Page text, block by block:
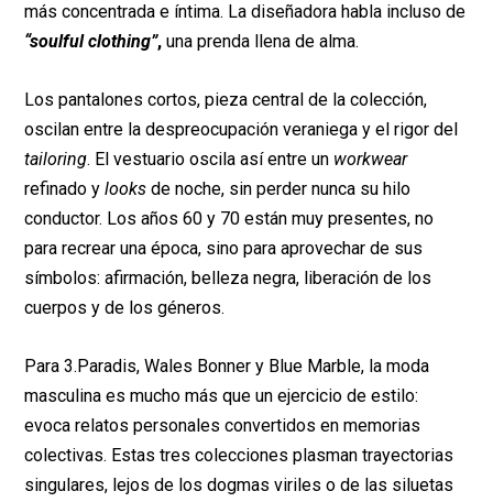
más concentrada e íntima. La diseñadora habla incluso de
“soulful clothing”, una prenda llena de alma.
Los pantalones cortos, pieza central de la colección,
oscilan entre la despreocupación veraniega y el rigor del
tailoring. El vestuario oscila así entre un workwear
refinado ylooks de noche, sin perder nunca su hilo
conductor. Los años 60 y 70 están muy presentes, no
para recrear una época, sino para aprovechar de sus
símbolos: afirmación, belleza negra, liberación de los
cuerpos y de los géneros.
Para 3.Paradis, Wales Bonner y Blue Marble, la moda
masculina es mucho más que un ejercicio de estilo:
evoca relatos personales convertidos en memorias
colectivas. Estas tres colecciones plasman trayectorias
singulares, lejos de los dogmas viriles o de las siluetas